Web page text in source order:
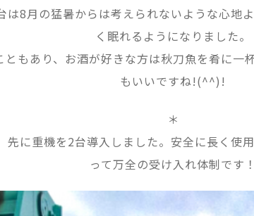
は8月の猛暑からは考えられないような心地
く眠れるようになりました。
ともあり、お酒が好きな方は秋刀魚を肴に一
もいいですね!(^^)!
＊
先に重機を2台導入しました。安全に長く使
って万全の受け入れ体制です！